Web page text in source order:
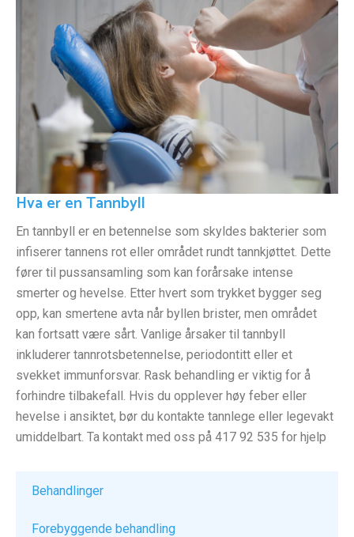
Hva er en Tannbyll
En tannbyll er en betennelse som skyldes bakterier som
infiserer tannens rot eller området rundt tannkjøttet. Dette
fører til pussansamling som kan forårsake intense
smerter og hevelse. Etter hvert som trykket bygger seg
opp, kan smertene avta når byllen brister, men området
kan fortsatt være sårt. Vanlige årsaker til tannbyll
inkluderer tannrotsbetennelse, periodontitt eller et
svekket immunforsvar. Rask behandling er viktig for å
forhindre tilbakefall. Hvis du opplever høy feber eller
hevelse i ansiktet, bør du kontakte tannlege eller legevakt
umiddelbart. Ta kontakt med oss på 417 92 535 for hjelp
Behandlinger
Forebyggende behandling